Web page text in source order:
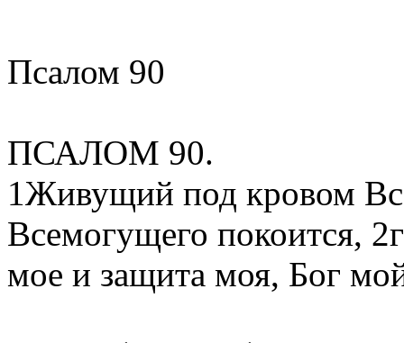
Псалом 90
ПСАЛОМ 90.
1Живущий под кровом
Всемогущего покоится,
мое и защита моя, Бог